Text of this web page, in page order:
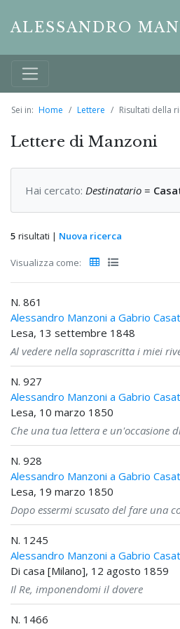
ALESSANDRO
Sei in: Home Lettere Risultati della
Lettere di Manzoni
Hai cercato: Destinatario =
5 risultati | Nuova ricerca
Visualizza come:
N. 861
Alessandro Manzoni a Gabrio
Lesa, 13 settembre 1848
Al vedere nella soprascritta i miei
N. 927
Alessandro Manzoni a Gabrio
Lesa, 10 marzo 1850
Che una tua lettera e un'occasione
N. 928
Alessandro Manzoni a Gabrio
Lesa, 19 marzo 1850
Dopo essermi scusato del fare una
N. 1245
Alessandro Manzoni a Gabrio
Di casa [Milano], 12 agosto 1859
Il Re, imponendomi il dovere
N. 1466